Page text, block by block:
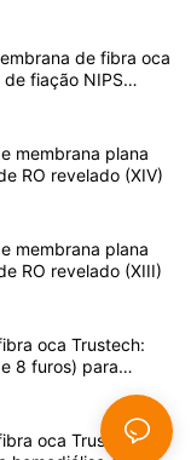
de fibra oca
fiação NIPS
membrana plana
RO revelado (XIV)
membrana plana
RO revelado (XIII)
oca Trustech:
8 furos) para
oca Trustech: